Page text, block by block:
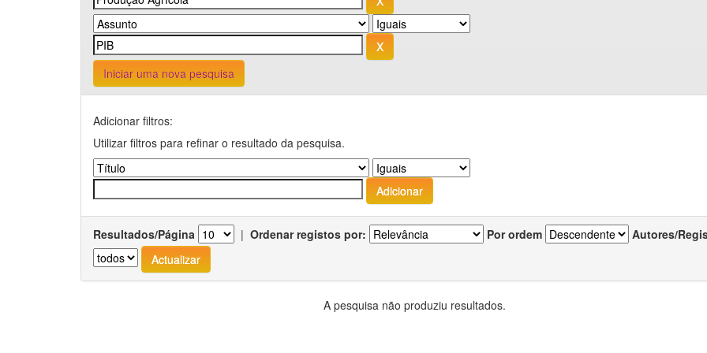
Iniciar uma nova pesquisa
Adicionar filtros:
Utilizar filtros para refinar o resultado da pesquisa.
Resultados/Página | Ordenar registos por: Por ordem Autores/
A pesquisa não produziu resultados.